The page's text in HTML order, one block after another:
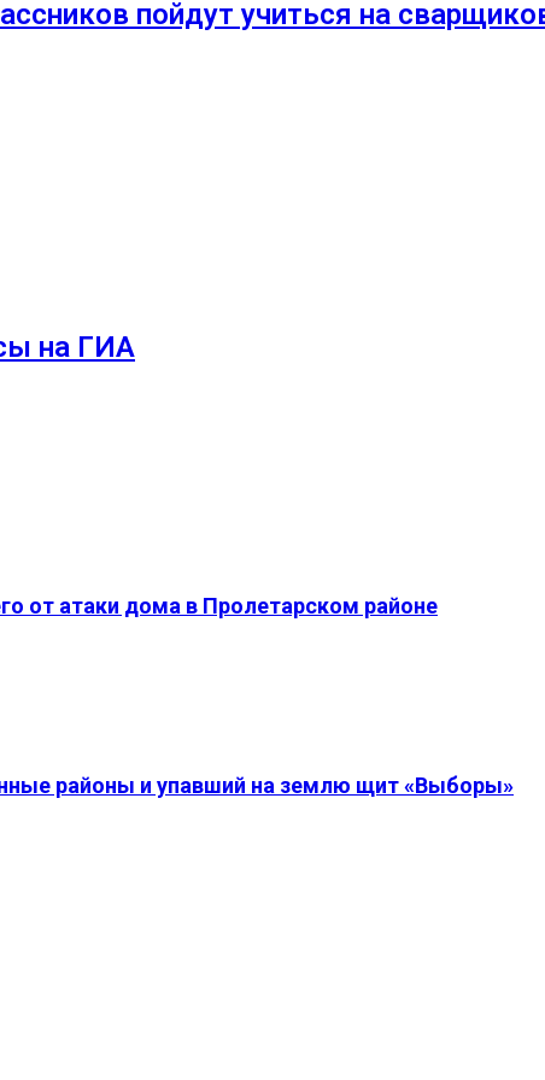
пойдут учиться на
на ГИА
от атаки дома в Пролетарском районе
районы и упавший на землю щит «Выборы»